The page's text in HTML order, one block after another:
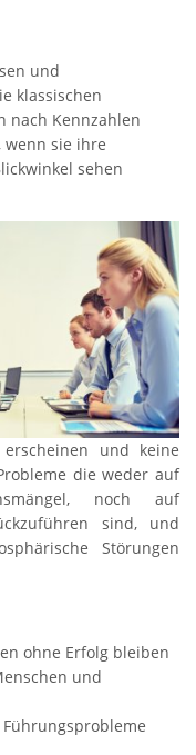
und
klassischen
nach Kennzahlen
wenn sie ihre
sehen
erscheinen und keine
die weder auf
noch auf
sind, und
Störungen
ohne Erfolg bleiben
und